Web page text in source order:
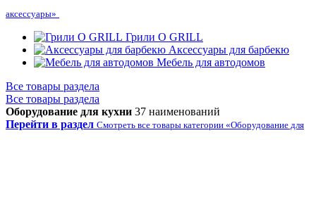
аксессуары»
Грили O GRILL
Аксессуары для барбекю
Мебель для автодомов
Все товары раздела
Все товары раздела
Оборудование для кухни 37 наименований
Перейти в раздел Смотреть все товары категории «Оборудование для